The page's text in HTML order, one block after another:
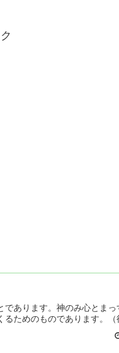
であります。神のみ心とま
ためのものであります。